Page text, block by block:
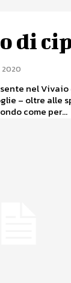
di
2020
nel
– oltre alle
come per...